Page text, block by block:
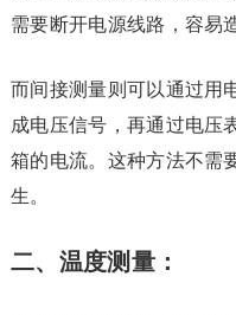
需要断开电源线路，容易
而间接测量则可以通过用
成电压信号，再通过电压
箱的电流。这种方法不需
生。
二、温度测量：